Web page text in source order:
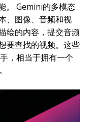
。 Gemini的多模态
、图像、音频和视
绘的内容，提交音频
要查找的视频。这些
，相当于拥有一个